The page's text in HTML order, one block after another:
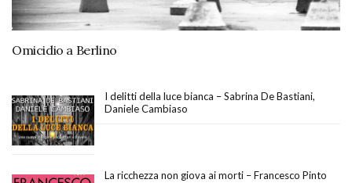
Omicidio a Berlino
I delitti della luce bianca – Sabrina De Bastiani,
Daniele Cambiaso
La ricchezza non giova ai morti – Francesco Pinto